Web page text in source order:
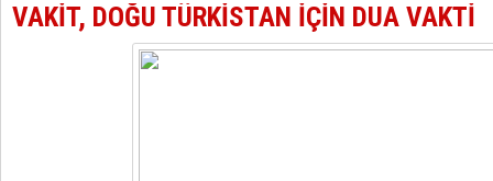
MHP’DEN URUMÇİ KATLİAMI MESAJİ : 05.07.2009
ÇİN’İN ANKARA BÜYÜKELÇİSİ JİANG’İN TRABZON
VAKİT, DOĞU TÜRKİSTAN İÇİN DUA VAKTİ